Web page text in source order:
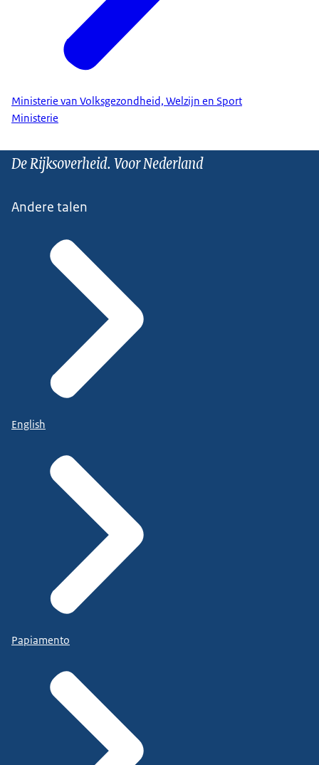
Ministerie van Volksgezondheid, Welzijn en Sport
Ministerie
De Rijksoverheid. Voor Nederland
Andere talen
English
Papiamento